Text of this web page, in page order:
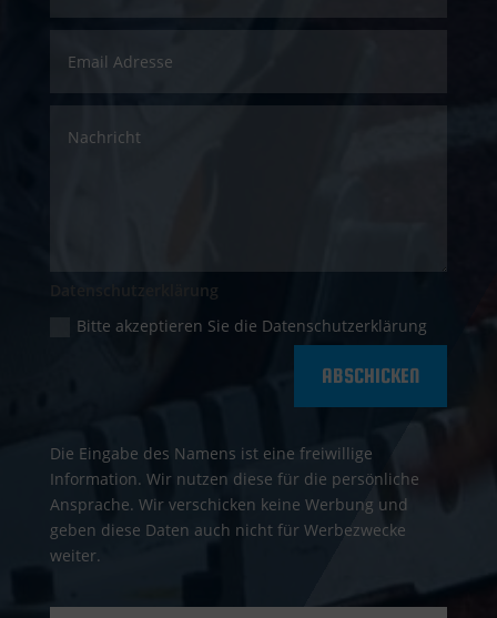
Datenschutzerklärung
Bitte akzeptieren Sie die Datenschutzerklärung
ABSCHICKEN
Die Eingabe des Namens ist eine freiwillige
Information. Wir nutzen diese für die persönliche
Ansprache. Wir verschicken keine Werbung und
geben diese Daten auch nicht für Werbezwecke
weiter.